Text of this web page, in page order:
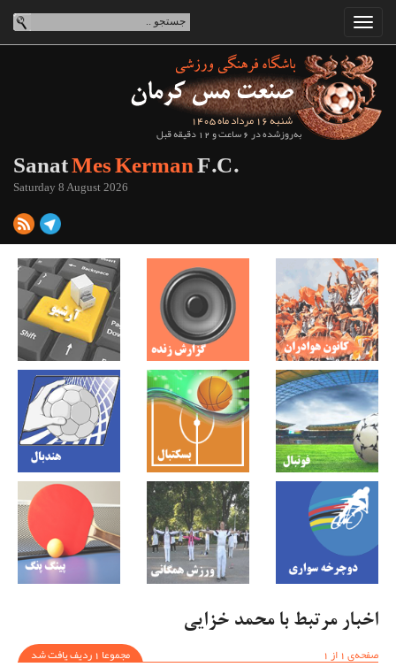
شنبه 16 مرداد ماه 1405
به‌روزشده در 6 ساعت و 12 دقیقه قبل
SanatMes KermanF.C.
Saturday 8 August 2026
اخبار مرتبط با محمد خزایی
صفحه‌ی 1 از 1
مجموعا 1 ردیف یافت شد